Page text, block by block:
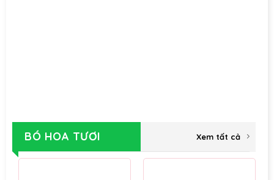
BÓ HOA TƯƠI Xem tất cả